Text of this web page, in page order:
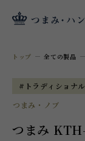
トップ 全ての製品
#トラディショナル
つまみ・ノブ
つまみ